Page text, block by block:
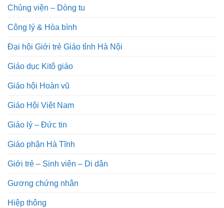
Chủng viện – Dòng tu
Công lý & Hòa bình
Đại hội Giới trẻ Giáo tỉnh Hà Nội
Giáo dục Kitô giáo
Giáo hội Hoàn vũ
Giáo Hội Việt Nam
Giáo lý – Đức tin
Giáo phận Hà Tĩnh
Giới trẻ – Sinh viên – Di dân
Gương chứng nhân
Hiệp thông